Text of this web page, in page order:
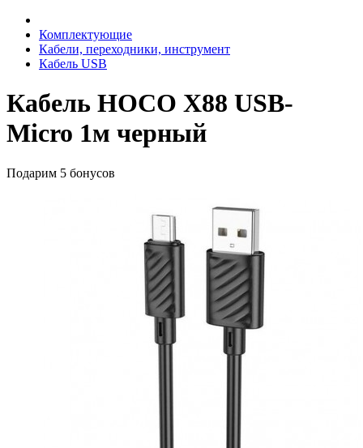
Комплектующие
Кабели, переходники, инструмент
Кабель USB
Кабель HOCO X88 USB-
Micro 1м черный
Подарим 5 бонусов